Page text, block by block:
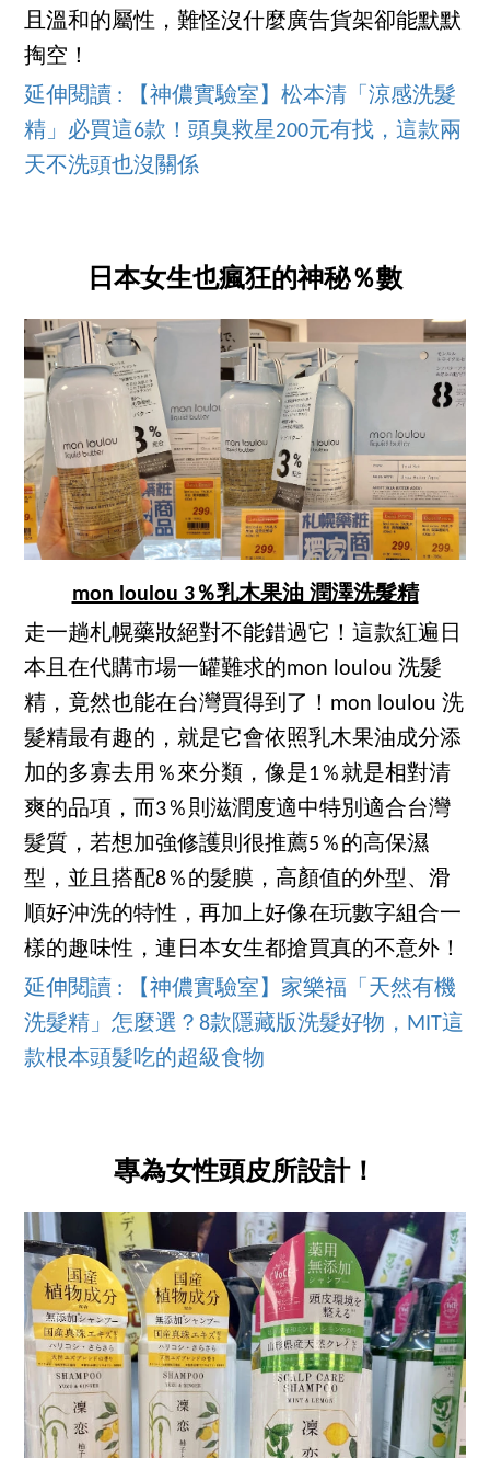
且溫和的屬性，難怪沒什麼廣告貨架卻能默默
掏空！
延伸閱讀 : 【神儂實驗室】松本清「涼感洗髮
精」必買這6款！頭臭救星200元有找，這款兩
天不洗頭也沒關係
日本女生也瘋狂的神秘％數
mon loulou 3％乳木果油 潤澤洗髮精
走一趟札幌藥妝絕對不能錯過它！這款紅遍日
本且在代購市場一罐難求的mon loulou 洗髮
精，竟然也能在台灣買得到了！mon loulou 洗
髮精最有趣的，就是它會依照乳木果油成分添
加的多寡去用％來分類，像是1％就是相對清
爽的品項，而3％則滋潤度適中特別適合台灣
髮質，若想加強修護則很推薦5％的高保濕
型，並且搭配8％的髮膜，高顏值的外型、滑
順好沖洗的特性，再加上好像在玩數字組合一
樣的趣味性，連日本女生都搶買真的不意外！
延伸閱讀 : 【神儂實驗室】家樂福「天然有機
洗髮精」怎麼選？8款隱藏版洗髮好物，MIT這
款根本頭髮吃的超級食物
專為女性頭皮所設計！